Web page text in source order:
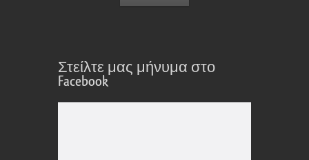
Στείλτε μας μήνυμα στο
Facebook